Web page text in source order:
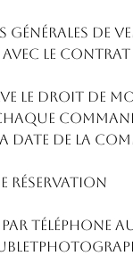
générales de
le contrat
le droit de
date de la
RÉSERVATION
téléphone au